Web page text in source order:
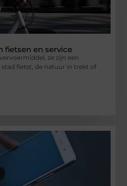
fietsen en service
ze zijn een
stad fietst, de natuur in trekt of